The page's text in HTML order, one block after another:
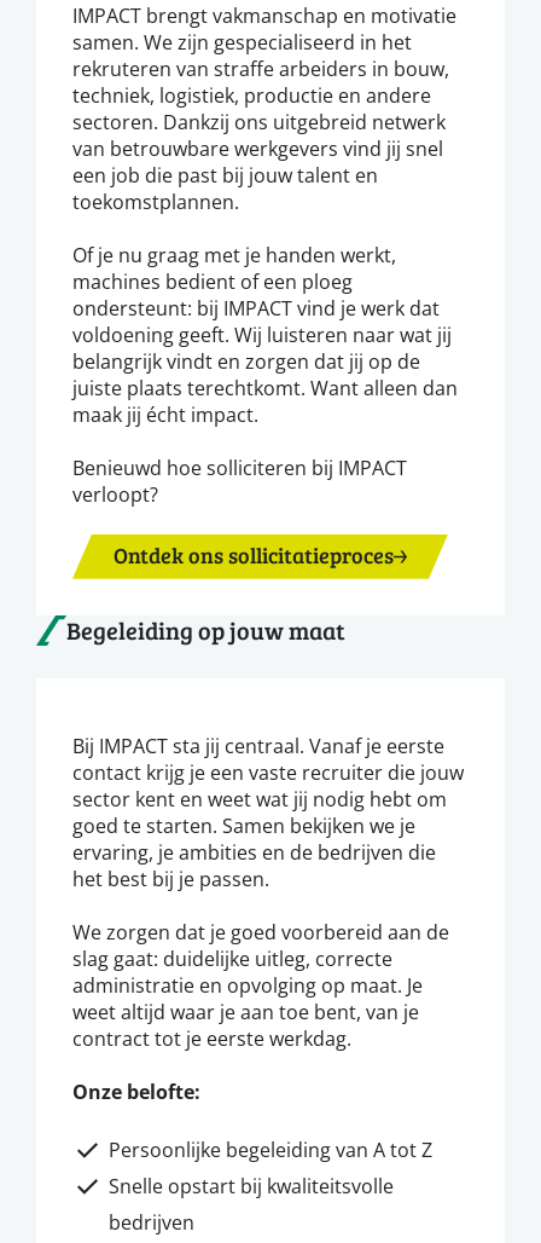
IMPACT brengt vakmanschap en motivatie
samen. We zijn gespecialiseerd in het
rekruteren van straffe arbeiders in bouw,
techniek, logistiek, productie en andere
sectoren. Dankzij ons uitgebreid netwerk
van betrouwbare werkgevers vind jij snel
een job die past bij jouw talent en
toekomstplannen.
Of je nu graag met je handen werkt,
machines bedient of een ploeg
ondersteunt: bij IMPACT vind je werk dat
voldoening geeft. Wij luisteren naar wat jij
belangrijk vindt en zorgen dat jij op de
juiste plaats terechtkomt. Want alleen dan
maak jij écht impact.
Benieuwd hoe solliciteren bij IMPACT
verloopt?
Ontdek ons sollicitatieproces
Begeleiding op jouw maat
Bij IMPACT sta jij centraal. Vanaf je eerste
contact krijg je een vaste recruiter die jouw
sector kent en weet wat jij nodig hebt om
goed te starten. Samen bekijken we je
ervaring, je ambities en de bedrijven die
het best bij je passen.
We zorgen dat je goed voorbereid aan de
slag gaat: duidelijke uitleg, correcte
administratie en opvolging op maat. Je
weet altijd waar je aan toe bent, van je
contract tot je eerste werkdag.
Onze belofte:
Persoonlijke begeleiding van A tot Z
Snelle opstart bij kwaliteitsvolle
bedrijven